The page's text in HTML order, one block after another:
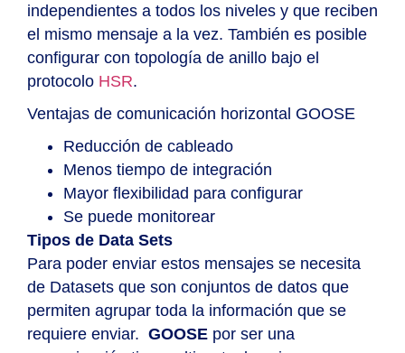
independientes a todos los niveles y que reciben
el mismo mensaje a la vez. También es posible
configurar con topología de anillo bajo el
protocolo HSR.
Ventajas de comunicación horizontal GOOSE
Reducción de cableado
Menos tiempo de integración
Mayor flexibilidad para configurar
Se puede monitorear
Tipos de Data Sets
Para poder enviar estos mensajes se necesita
de Datasets que son conjuntos de datos que
permiten agrupar toda la información que se
requiere enviar. GOOSE por ser una